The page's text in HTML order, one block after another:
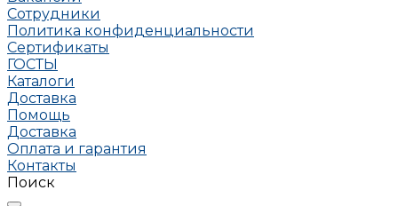
Сотрудники
Политика конфиденциальности
Сертификаты
ГОСТЫ
Каталоги
Доставка
Помощь
Доставка
Оплата и гарантия
Контакты
Поиск